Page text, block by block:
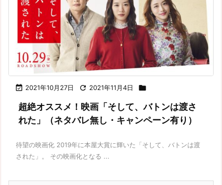
 2021年10月27日  2021年11月4日 
超絶オススメ！映画「そして、バトンは渡さ
れた」（ネタバレ無し・キャンペーン有り）
待望の映画化 2019年に本屋大賞に輝いた「そして、バトンは渡
された」。 その映画化となる ...